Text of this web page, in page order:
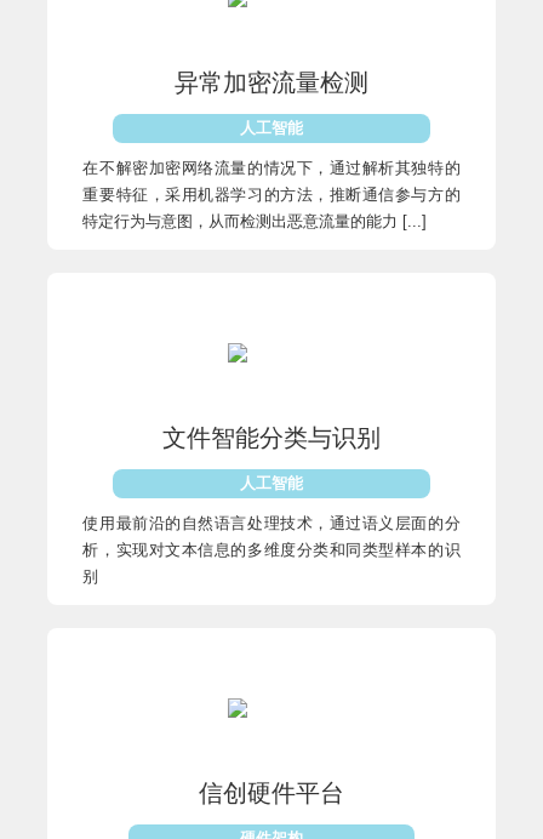
异常加密流量检测
人工智能
在不解密加密网络流量的情况下，通过解析其独特的
重要特征，采用机器学习的方法，推断通信参与方的
特定行为与意图，从而检测出恶意流量的能力 [...]
文件智能分类与识别
人工智能
使用最前沿的自然语言处理技术，通过语义层面的分
析，实现对文本信息的多维度分类和同类型样本的识
别
信创硬件平台